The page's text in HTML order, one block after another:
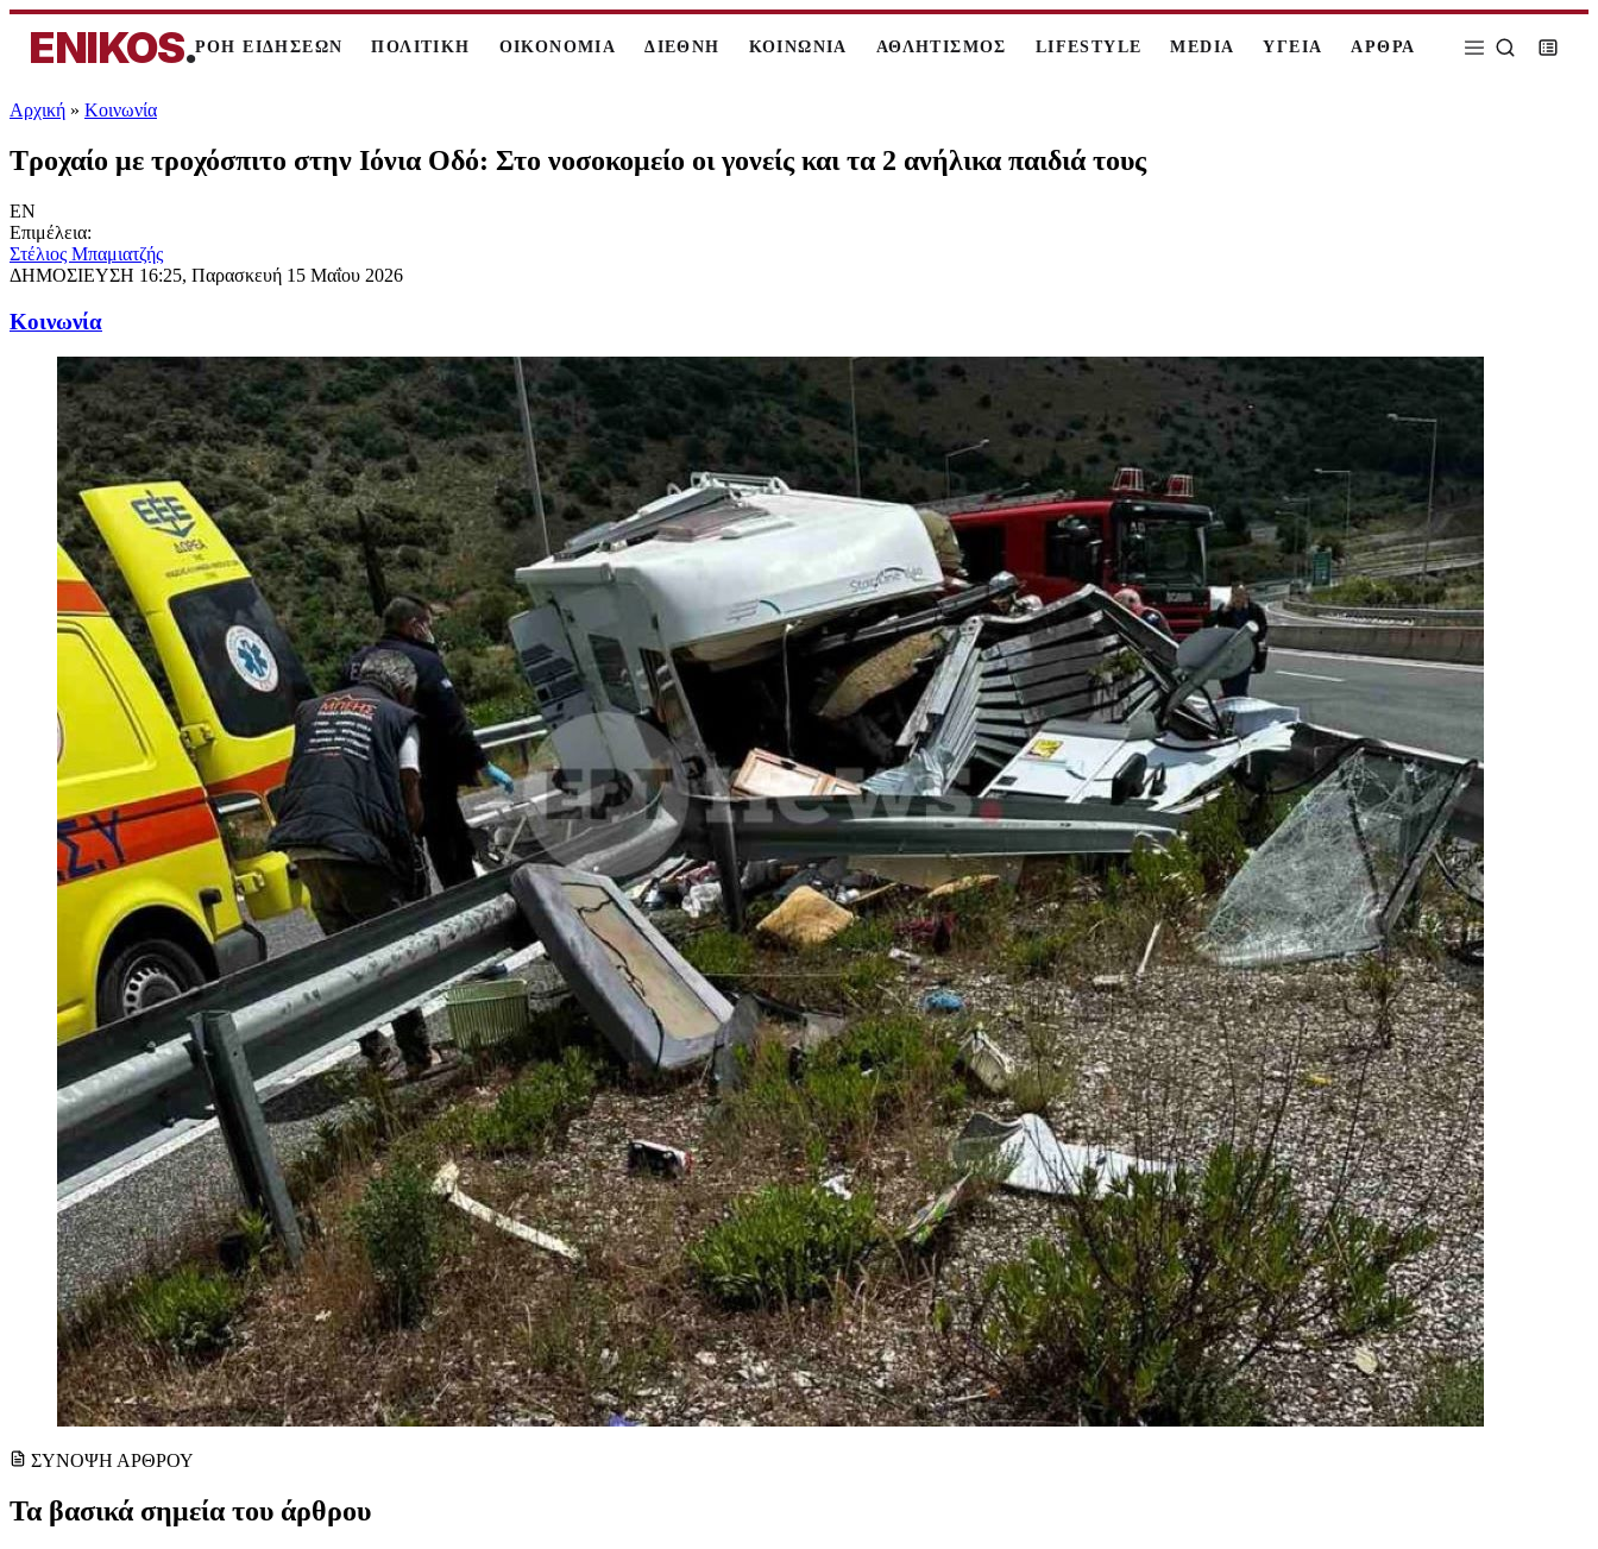
ENIKOS.ΡΟΗ ΕΙΔΗΣΕΩΝ ΠΟΛΙΤΙΚΗ ΟΙΚΟΝΟΜΙΑ ΔΙΕΘΝΗ ΚΟΙΝΩΝΙΑ ΑΘΛΗΤΙΣΜΟΣ LIFESTYLE MEDIA ΥΓΕΙΑ ΑΡΘΡΑ
Αρχική » Κοινωνία
Τροχαίο με τροχόσπιτο στην Ιόνια Οδό: Στο νοσοκομείο οι γονείς και τα 2 ανήλικα παιδιά τους
EN
Επιμέλεια:
Στέλιος Μπαμιατζής
ΔΗΜΟΣΙΕΥΣΗ 16:25, Παρασκευή 15 Μαΐου 2026
Κοινωνία
ΣΥΝΟΨΗ ΑΡΘΡΟΥ
Τα βασικά σημεία του άρθρου